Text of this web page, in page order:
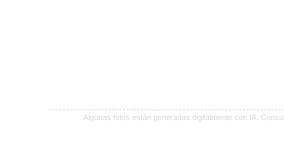
Algunas fotos están generadas digitalmente con IA.